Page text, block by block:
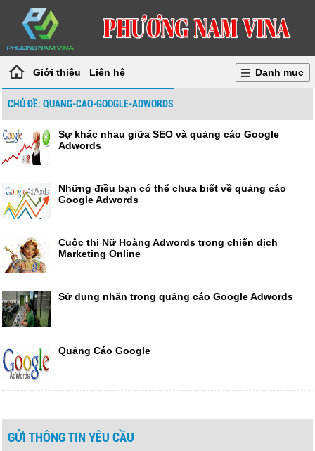
Giới thiệu Liên hệ Danh mục
CHỦ ĐỀ: QUANG-CAO-GOOGLE-ADWORDS
Sự khác nhau giữa SEO và quảng cáo Google
Adwords
Những điều bạn có thể chưa biết về quảng cáo
Google Adwords
Cuộc thi Nữ Hoàng Adwords trong chiến dịch
Marketing Online
Sử dụng nhãn trong quảng cáo Google Adwords
Quảng Cáo Google
GỬI THÔNG TIN YÊU CẦU